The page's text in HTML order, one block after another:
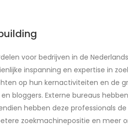
voor bedrijven in de
inspanning en expertise in
op hun kernactiviteiten en de
bloggers. Externe bureaus
hebben deze professionals
zoekmachinepositie en meer